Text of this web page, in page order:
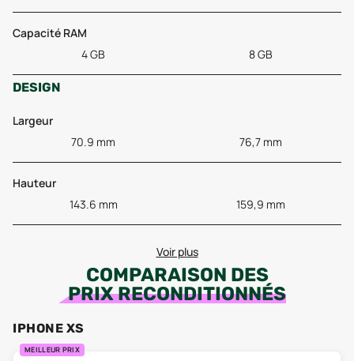
Capacité RAM
4 GB
8 GB
DESIGN
Largeur
70.9 mm
76,7 mm
Hauteur
143.6 mm
159,9 mm
Voir plus
COMPARAISON DES
PRIX RECONDITIONNÉS
IPHONE XS
MEILLEUR PRIX